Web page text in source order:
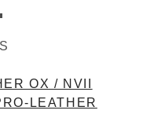
OX / NVII
LEATHER